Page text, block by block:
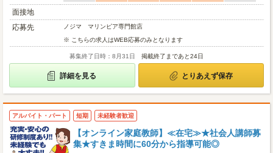
面接地
応募先
ノジマ マリンピア専門館店
※ こちらの求人はWEB応募のみとなります
募集終了日時：8月31日 掲載終了まであと24日
詳細を見る とりあえず保存
アルバイト・パート 短期 未経験者歓迎
【オンライン家庭教師】≪在宅≫★社会人講師募
集★すきま時間に60分から指導可能◎